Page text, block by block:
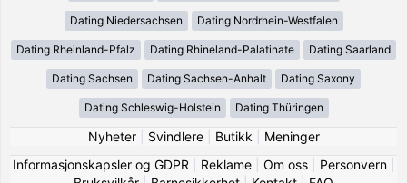
Dating Niedersachsen Dating Nordrhein-Westfalen
Dating Rheinland-Pfalz Dating Rhineland-Palatinate Dating Saarland
Dating Sachsen Dating Sachsen-Anhalt Dating Saxony
Dating Schleswig-Holstein Dating Thüringen
Nyheter| Svindlere| Butikk
Meninger
Informasjonskapsler og GDPR
Reklame| Om oss| Personvern|